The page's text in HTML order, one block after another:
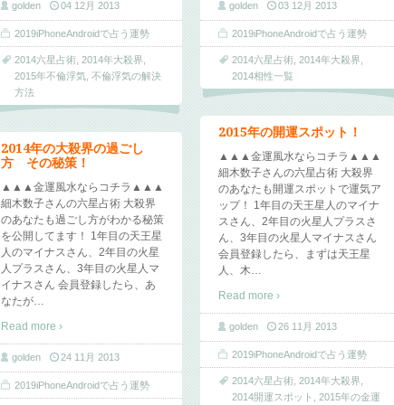
golden 04 12月 2013
2019iPhoneAndroidで占う運勢
2014六星占術 2014年大殺界
2015年不倫浮気 不倫浮気の解決
方法
golden 03 12月 2013
2019iPhoneAndroidで占う運勢
2014六星占術 2014年大殺界
2014相性一覧
2015年の開運スポット！
▲▲▲金運風水ならコチラ▲▲▲
細木数子さんの六星占術 大殺界
のあなたも開運スポットで運気ア
ップ！ 1年目の天王星人のマイナ
スさん、2年目の火星人プラスさ
ん、3年目の火星人マイナスさん
会員登録したら、まずは天王星
人、木…
Read more ›
golden 26 11月 2013
2019iPhoneAndroidで占う運勢
2014六星占術 2014年大殺界
2014開運スポット
2015年の金運
2014年の大殺界の過ごし
方 その秘策！
▲▲▲金運風水ならコチラ▲▲▲
細木数子さんの六星占術 大殺界
のあなたも過ごし方がわかる秘策
を公開してます！ 1年目の天王星
人のマイナスさん、2年目の火星
人プラスさん、3年目の火星人マ
イナスさん 会員登録したら、あ
なたが…
Read more ›
golden 24 11月 2013
2019iPhoneAndroidで占う運勢